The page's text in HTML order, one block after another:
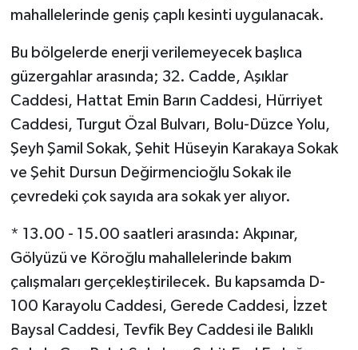
mahallelerinde geniş çaplı kesinti uygulanacak.
Bu bölgelerde enerji verilemeyecek başlıca
güzergahlar arasında; 32. Cadde, Aşıklar
Caddesi, Hattat Emin Barın Caddesi, Hürriyet
Caddesi, Turgut Özal Bulvarı, Bolu-Düzce Yolu,
Şeyh Şamil Sokak, Şehit Hüseyin Karakaya Sokak
ve Şehit Dursun Değirmencioğlu Sokak ile
çevredeki çok sayıda ara sokak yer alıyor.
* 13.00 - 15.00 saatleri arasında: Akpınar,
Gölyüzü ve Köroğlu mahallelerinde bakım
çalışmaları gerçekleştirilecek. Bu kapsamda D-
100 Karayolu Caddesi, Gerede Caddesi, İzzet
Baysal Caddesi, Tevfik Bey Caddesi ile Balıklı